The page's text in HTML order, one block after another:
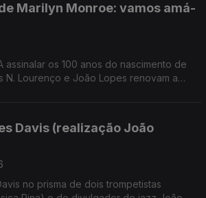
Marilyn Monroe: vamos amá-
assinalar os 100 anos do nascimento de
N. Lourenço e João Lopes renovam a
Davis (realização João
no prisma de dois trompetistas